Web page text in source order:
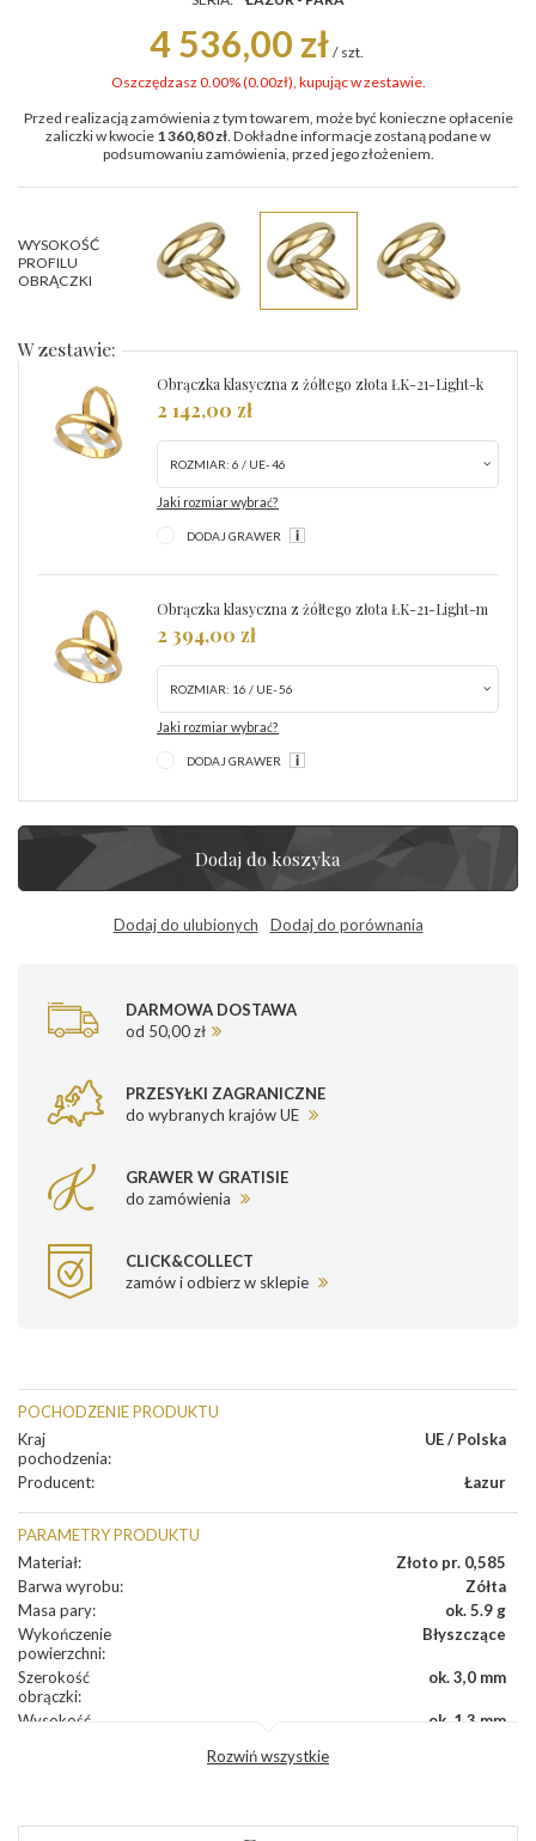
4 536,00 zł / szt.
Oszczędzasz 0.00% (0.00zł), kupując w zestawie.
Przed realizacją zamówienia z tym towarem, może być konieczne opłacenie
zaliczki w kwocie 1 360,80 zł . Dokładne informacje zostaną podane w
podsumowaniu zamówienia, przed jego złożeniem.
WYSOKOŚĆ
PROFILU
OBRĄCZKI
W zestawie:
Obrączka klasyczna z żółtego złota ŁK-21-Light-k
2 142,00 zł
ROZMIAR: 6 / UE- 46
Jaki rozmiar wybrać?
DODAJ GRAWER
Obrączka klasyczna z żółtego złota ŁK-21-Light-m
2 394,00 zł
ROZMIAR: 16 / UE- 56
Jaki rozmiar wybrać?
DODAJ GRAWER
Dodaj do koszyka
Dodaj do ulubionych Dodaj do porównania
DARMOWA DOSTAWA
od 50,00 zł
PRZESYŁKI ZAGRANICZNE
do wybranych krajów UE
GRAWER W GRATISIE
do zamówienia
CLICK&COLLECT
zamów i odbierz w sklepie
POCHODZENIE PRODUKTU
Kraj
pochodzenia:
UE / Polska
Producent: Łazur
PARAMETRY PRODUKTU
Materiał:
Złoto pr. 0,585
Barwa wyrobu:
Zółta
Masa pary:
ok. 5.9 g
Wykończenie
powierzchni:
Błyszczące
Szerokość
obrączki:
ok. 3,0 mm
Wysokość
ok. 1,3 mm
Profil
Soczewka
Rozwiń wszystkie